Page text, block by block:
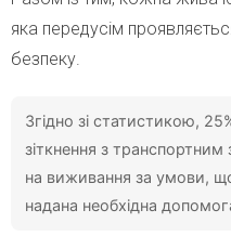
яка передусім
безпеку.
Згідно зі статистикою,
зіткнення з
на виживання за умови,
надана необхідна